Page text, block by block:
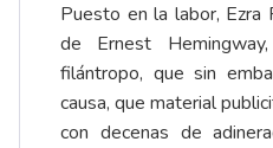
Puesto en la labor, Ezra
de Ernest
filántropo, que sin
causa, que material
con decenas de